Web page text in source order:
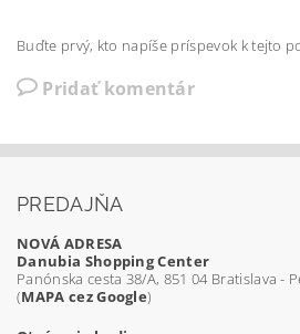
Buďte prvý, kto napíše príspevok k tejto
Pridať komentár
PREDAJŇA
NOVÁ ADRESA
Danubia Shopping Center
Panónska cesta 38/A, 851 04 Bratislava -
(MAPA cez Google)